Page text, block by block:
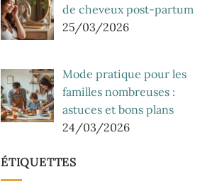
de cheveux post-partum
25/03/2026
Mode pratique pour les
familles nombreuses :
astuces et bons plans
24/03/2026
ÉTIQUETTES